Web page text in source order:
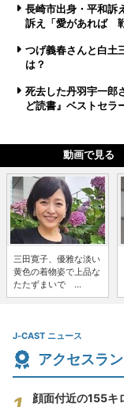
長崎市出身・平和訴
訴え「愛があれば
つげ義春さんと白土
は？
死去した丹羽宇一郎
ど読書』ベストセラ
動画で見る
三田寛子、優雅な淡い
黄色の着物姿で上品な
たたずまいで ...
J-CAST ニュース
アクセスラ
顔面付近の155キ